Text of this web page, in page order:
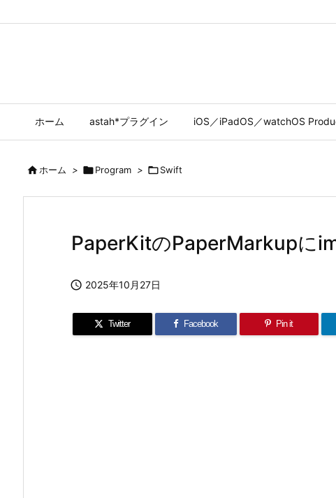
ホーム astah*プラグイン iOS／iPadOS／watchOS
ホーム > Program > Swift
PaperKitのPaperMarkupに
 2025年10月27日
Twitter Facebook Pin it